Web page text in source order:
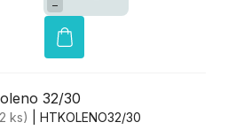
−
32/30
ks) | HTKOLENO32/30